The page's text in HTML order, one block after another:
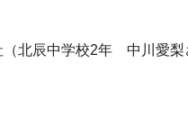
北辰中学校2年 中川愛梨